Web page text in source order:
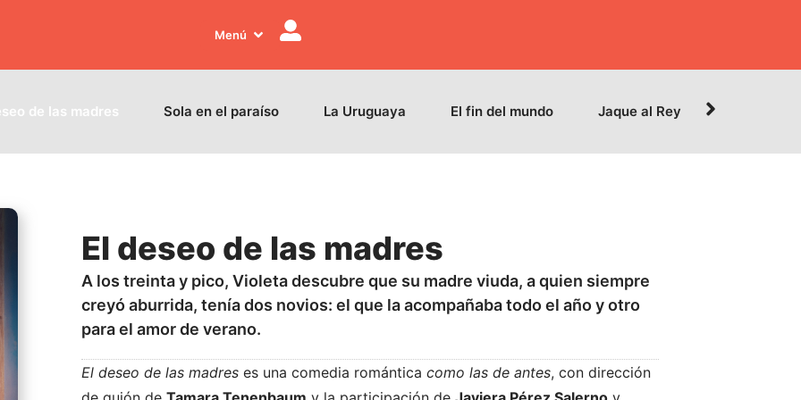
Menú
de las madres Sola en el paraíso La Uruguaya El fin del mundo Jaque al Rey
El deseo de las madres
A los treinta y pico, Violeta descubre que su madre viuda, a quien siempre
creyó aburrida, tenía dos novios: el que la acompañaba todo el año y otro
para el amor de verano.
El deseo de las madreses una comedia romántica como las de antes, con dirección